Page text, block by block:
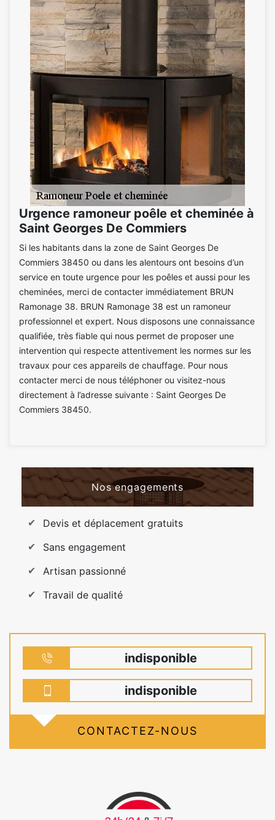
Urgence ramoneur poêle et cheminée à
Saint Georges De Commiers
Si les habitants dans la zone de Saint Georges De
Commiers 38450 ou dans les alentours ont besoins d’un
service en toute urgence pour les poêles et aussi pour les
cheminées, merci de contacter immédiatement BRUN
Ramonage 38. BRUN Ramonage 38 est un ramoneur
professionnel et expert. Nous disposons une connaissance
qualifiée, très fiable qui nous permet de proposer une
intervention qui respecte attentivement les normes sur les
travaux pour ces appareils de chauffage. Pour nous
contacter merci de nous téléphoner ou visitez-nous
directement à l’adresse suivante : Saint Georges De
Commiers 38450.
Nos engagements
Devis et déplacement gratuits
Sans engagement
Artisan passionné
Travail de qualité
indisponible
indisponible
CONTACTEZ-NOUS